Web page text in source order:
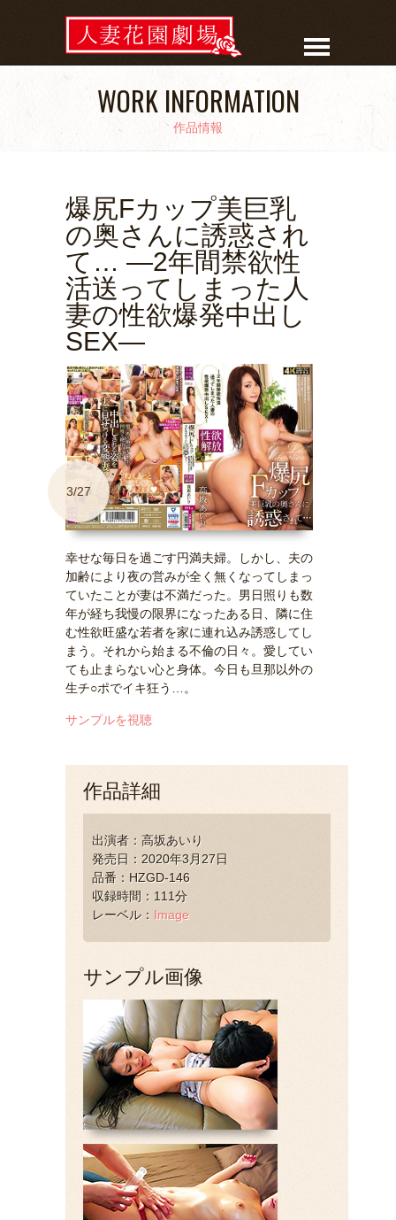
WORK INFORMATION
作品情報
爆尻Fカップ美巨乳
の奥さんに誘惑され
て… ―2年間禁欲性
活送ってしまった人
妻の性欲爆発中出し
SEX―
3/27
幸せな毎日を過ごす円満夫婦。しかし、夫の
加齢により夜の営みが全く無くなってしまっ
ていたことが妻は不満だった。男日照りも数
年が経ち我慢の限界になったある日、隣に住
む性欲旺盛な若者を家に連れ込み誘惑してし
まう。それから始まる不倫の日々。愛してい
ても止まらない心と身体。今日も旦那以外の
生チ○ポでイキ狂う…。
サンプルを視聴
作品詳細
出演者：高坂あいり
発売日：2020年3月27日
品番：HZGD-146
収録時間：111分
レーベル： Image
サンプル画像